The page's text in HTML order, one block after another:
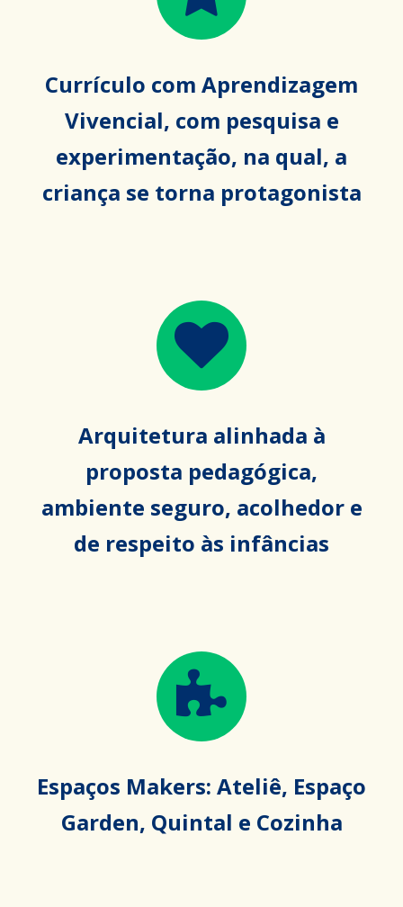
Currículo com Aprendizagem
Vivencial, com pesquisa e
experimentação, na qual, a
criança se torna protagonista
Arquitetura alinhada à
proposta pedagógica,
ambiente seguro, acolhedor e
de respeito às infâncias
Espaços Makers: Ateliê, Espaço
Garden, Quintal e Cozinha